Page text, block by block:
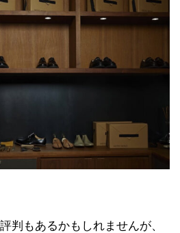
判もあるかもしれませんが、